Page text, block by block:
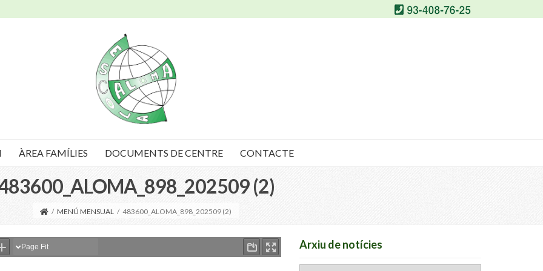
ÀREA FAMÍLIES DOCUMENTS DE CENTRE CONTACTE
(2)
/ MENÚ MENSUAL / 483600_ALOMA_898_202509 (2)
Arxiu de notícies